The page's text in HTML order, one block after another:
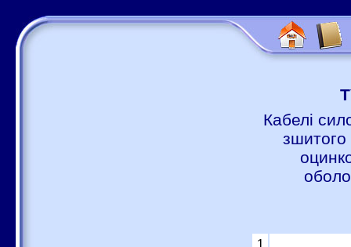
Кабелі
зшитого
1